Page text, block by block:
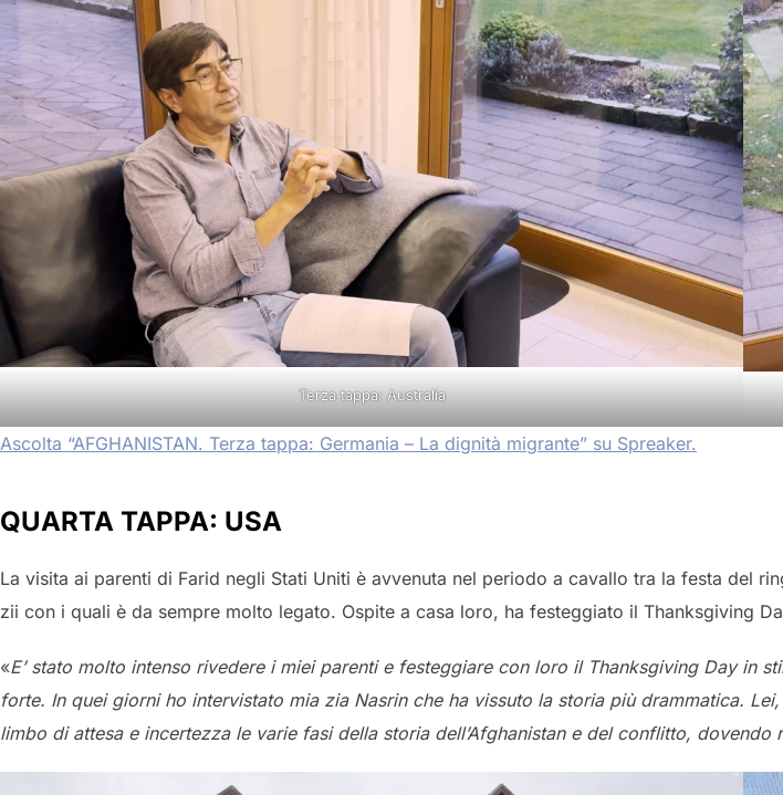
Terza tappa: Australia
Ascolta “AFGHANISTAN. Terza tappa: Germania – La dignità migrante” su Spreaker.
QUARTA TAPPA: USA
La visita ai parenti di Farid negli Stati Uniti è avvenuta nel periodo a cavallo tra la festa del
zii con i quali è da sempre molto legato. Ospite a casa loro, ha festeggiato il Thanksgiving
«E’ stato molto intenso rivedere i miei parenti e festeggiare con loro il Thanksgiving Day
forte. In quei giorni ho intervistato mia zia Nasrin che ha vissuto la storia più drammatica.
limbo di attesa e incertezza le varie fasi della storia dell’Afghanistan e del conflitto,